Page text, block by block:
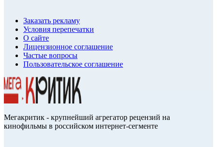
Заказать рекламу
Условия перепечатки
О сайте
Лицензионное соглашение
Частые вопросы
Пользовательское соглашение
Мегакритик - крупнейший агрегатор рецензий на
кинофильмы в российском интернет-сегменте